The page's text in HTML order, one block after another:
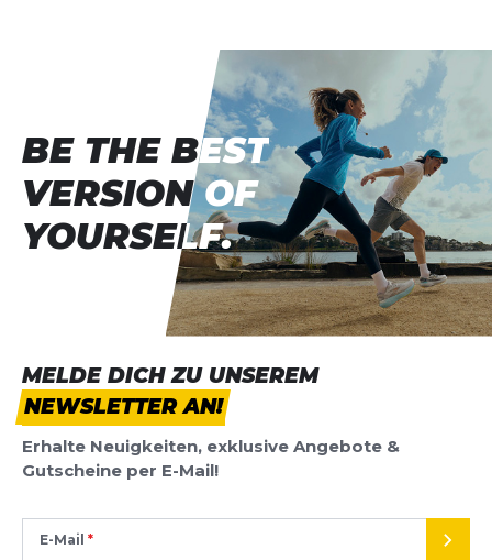
MELDE DICH ZU UNSEREM
NEWSLETTER AN!
Erhalte Neuigkeiten, exklusive Angebote &
Gutscheine per E-Mail!
E-Mail
BE THE BEST
VERSION OF
YOURSELF.
BE THE BEST
VERSION OF
YOURSELF.